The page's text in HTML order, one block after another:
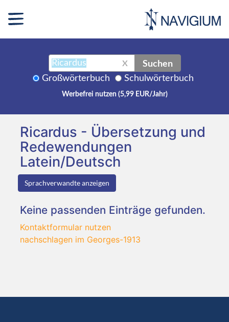
X Suchen
Großwörterbuch Schulwörterbuch
Werbefrei nutzen (5,99 EUR/Jahr)
Ricardus - Übersetzung und
Redewendungen
Latein/Deutsch
Sprachverwandte anzeigen
Keine passenden Einträge gefunden.
Kontaktformular nutzen
nachschlagen im Georges-1913